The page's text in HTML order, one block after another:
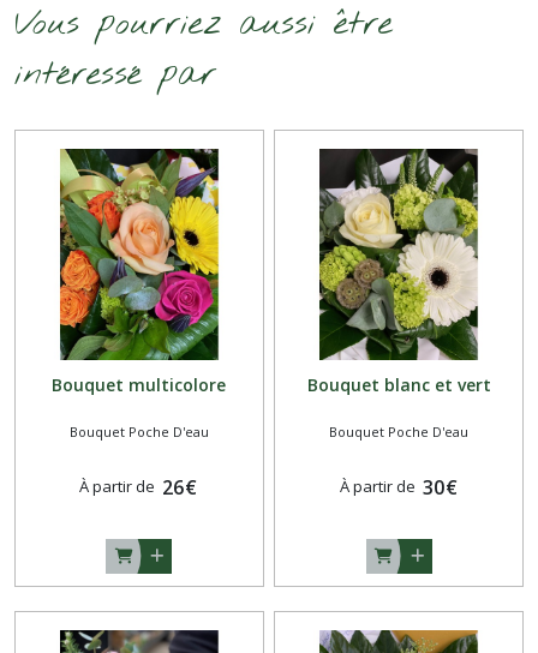
Vous pourriez aussi être
intéressé par
Bouquet multicolore
Bouquet Poche D'eau
À partir de 26€
Bouquet blanc et vert
Bouquet Poche D'eau
À partir de 30€